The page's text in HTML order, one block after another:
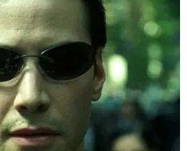
je lék s
účinkem, široce
léčbě aftózní
ulcerózních lézí
anestetikum,